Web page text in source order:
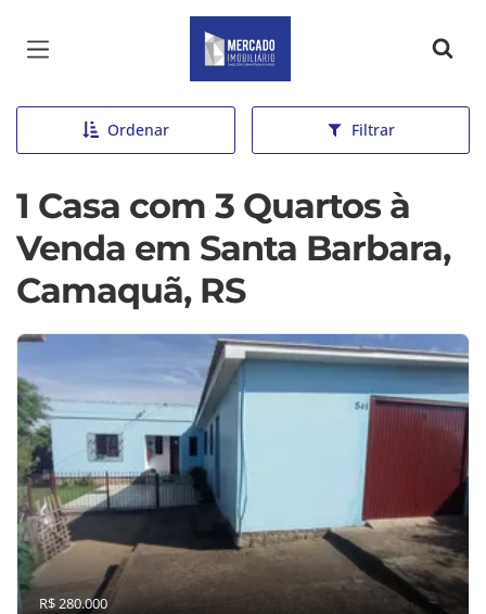
Página inicial
Ordenar Filtrar
1 Casa com 3 Quartos à
Venda em Santa Barbara,
Camaquã, RS
R$ 280.000